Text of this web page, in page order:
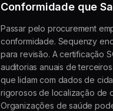
Conformidade que
Passar pelo procurement
conformidade. Sequenzy
para revisão. A certificação
auditorias anuais de
que lidam com dados de
rigorosos de localização de
Organizações de saúde